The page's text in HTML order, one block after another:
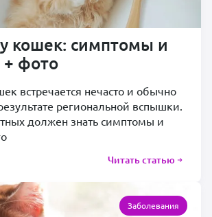
кошек: симптомы и
фото
встречается нечасто и обычно
региональной вспышки.
должен знать симптомы и
Читать статью
Заболевания